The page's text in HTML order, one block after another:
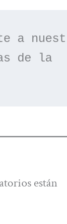
de la
están